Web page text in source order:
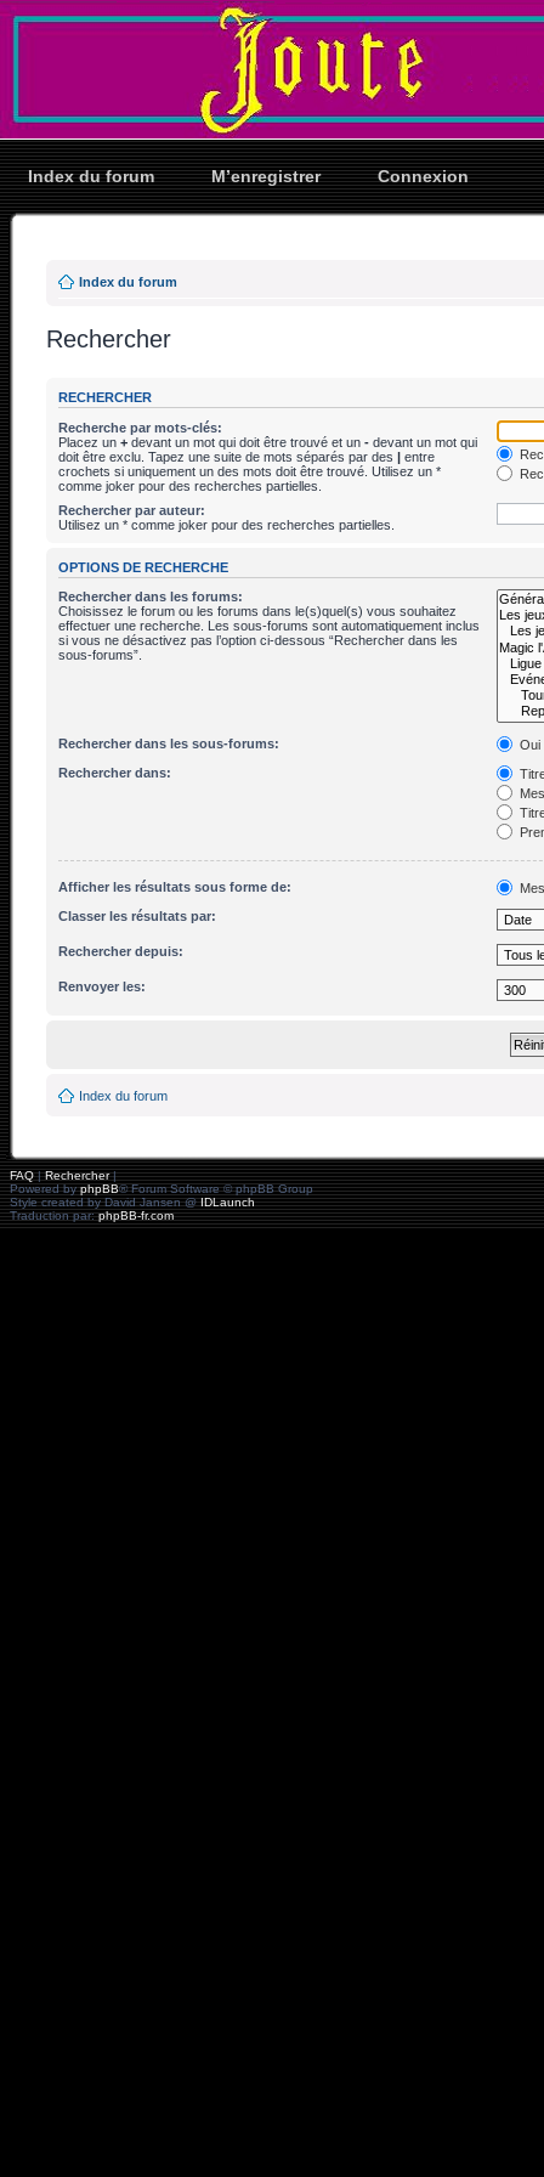
Index du forum M’enregistrer Connexion
Index du forum
Rechercher
RECHERCHER
Recherche par mots-clés:
Placez un + devant un mot qui doit être trouvé et un - devant un mot qui
doit être exclu. Tapez une suite de mots séparés par des | entre
crochets si uniquement un des mots doit être trouvé. Utilisez un *
comme joker pour des recherches partielles.
Rechercher par auteur:
Utilisez un * comme joker pour des recherches partielles.
OPTIONS DE RECHERCHE
Rechercher dans les forums:
Choisissez le forum ou les forums dans le(s)quel(s) vous souhaitez
effectuer une recherche. Les sous-forums sont automatiquement inclus
si vous ne désactivez pas l’option ci-dessous “Rechercher dans les
sous-forums”.
Rechercher dans les sous-forums:
Oui
Rechercher dans:
Afficher les résultats sous forme de:
Classer les résultats par:
Rechercher depuis:
Renvoyer les:
Index du forum
FAQ|Rechercher|
Powered byphpBB® Forum Software © phpBB Group
Style created by David Jansen @IDLaunch
Traduction par:phpBB-fr.com